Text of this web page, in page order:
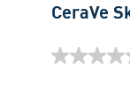
CeraVe
0.0